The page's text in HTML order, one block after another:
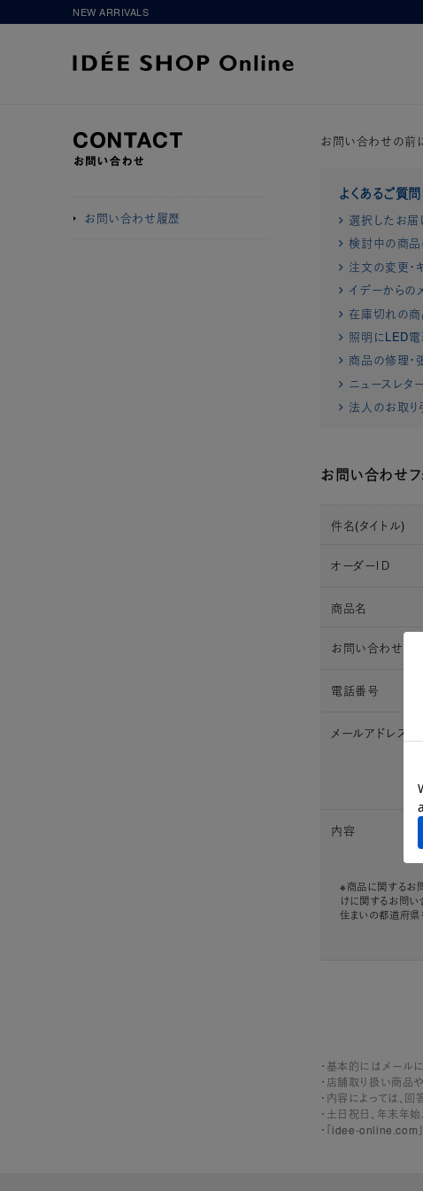
NEW ARRIVALS
お問い合わせ履歴
お問い合わせの前
よくあるご質問
選択したお届
検討中の商
注文の変更・
イデーからの
在庫切れの
照明にLED電
商品の修理・
ニュースレタ
法人のお取
お問い合わせフ
件名(タイトル)
オーダーＩＤ
商品名
お問い合わせ時
電話番号
メールアドレス
内容
※商品に関するお
けに関するお問い
住まいの都道府県
・基本的にはメール
・店舗取り扱い商品
・内容によっては、
・土日祝日、年末年
・「idee-online.com